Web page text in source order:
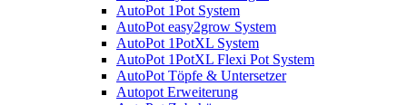
AutoPot 1Pot System
AutoPot easy2grow System
AutoPot 1PotXL System
AutoPot 1PotXL Flexi Pot System
AutoPot Töpfe & Untersetzer
Autopot Erweiterung